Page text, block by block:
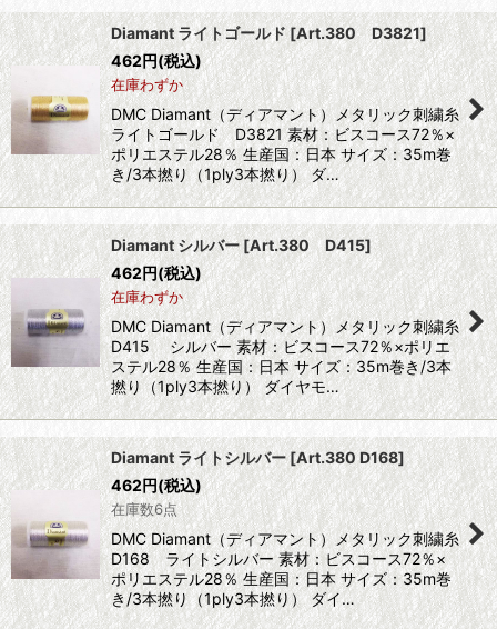
Diamant ライトゴールド[Art.380 D3821]
462円(税込)
在庫わずか
DMC Diamant（ディアマント）メタリック刺繍糸
ライトゴールド D3821 素材：ビスコース72％×
ポリエステル28％ 生産国：日本 サイズ：35m巻
き/3本撚り（1ply3本撚り） ダ…
Diamant シルバー[Art.380 D415]
462円(税込)
在庫わずか
DMC Diamant（ディアマント）メタリック刺繍糸
D415 シルバー 素材：ビスコース72％×ポリエ
ステル28％ 生産国：日本 サイズ：35m巻き/3本
撚り（1ply3本撚り） ダイヤモ…
Diamant ライトシルバー[Art.380 D168]
462円(税込)
在庫数6点
DMC Diamant（ディアマント）メタリック刺繍糸
D168 ライトシルバー 素材：ビスコース72％×
ポリエステル28％ 生産国：日本 サイズ：35m巻
き/3本撚り（1ply3本撚り） ダイ…